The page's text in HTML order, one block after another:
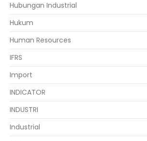
Hubungan Industrial
Hukum
Human Resources
IFRS
Import
INDICATOR
INDUSTRI
Industrial